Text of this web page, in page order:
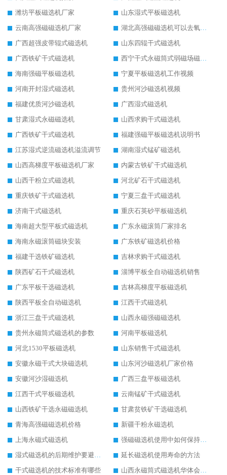
潍坊平板磁选机厂家
山东湿式平板磁选机
云南高强磁磁选机厂家
湖北高强磁磁选机可以去氧化铝
广西超强皮带辊式磁选机
山东四辊干式磁选机
广西铁矿干式磁选机
西宁干式永磁筒式弱磁场磁选机结构图
海南强磁平板磁选机
宁夏平板磁选机工作视频
河南开封湿式磁选机
贵州河沙磁选机视频
福建优质河沙磁选机
广西湿式磁选机
甘肃湿式永磁磁选机
山西求购干式磁选机
广西铁矿干式磁选机
福建强磁平板磁选机说明书
江苏湿式逆流磁选机溢流调节
湖南湿式锰矿磁选机
山西高梯度平板磁选机厂家
内蒙古铁矿干式磁选机
山西干粉立式磁选机
河北矿石干式磁选机
重庆铁矿干式磁选机
宁夏三盘干式磁选机
济南干式磁选机
重庆石英砂平板磁选机
海南超大型平板式磁选机
广东永磁滚筒厂家排名
海南永磁滚筒磁块安装
广东铁矿磁选机价格
福建干选铁矿磁选机
吉林求购干式磁选机
陕西矿石干式磁选机
淄博平板全自动磁选机销售
广东平板干选磁选机
吉林高梯度平板磁选机
陕西平板全自动磁选机
江西干式磁选机
浙江三盘干式磁选机
山西永磁强磁磁选机
贵州永磁筒式磁选机的参数
河南平板磁选机
河北1530平板磁选机
山东销售干式磁选机
安徽永磁干式大块磁选机
山东河沙磁选机厂家价格
安徽河沙湿磁选机
广西三盘平板磁选机
江西干式平板磁选机
云南锰矿干式磁选机
山西铁矿干选永磁磁选机
甘肃贫铁矿干选磁选机
青海高强磁磁选机价格
新疆干粉永磁选机
上海永磁式磁选机
强磁磁选机使用中如何保持其顺畅运行
湿式磁选机的后期维护要避开哪些坑
延长磁选机使用寿命的方法
干式磁选机的技术标准有哪些
山西永磁筒式磁选机华体会手机网页版-华体会(中国)